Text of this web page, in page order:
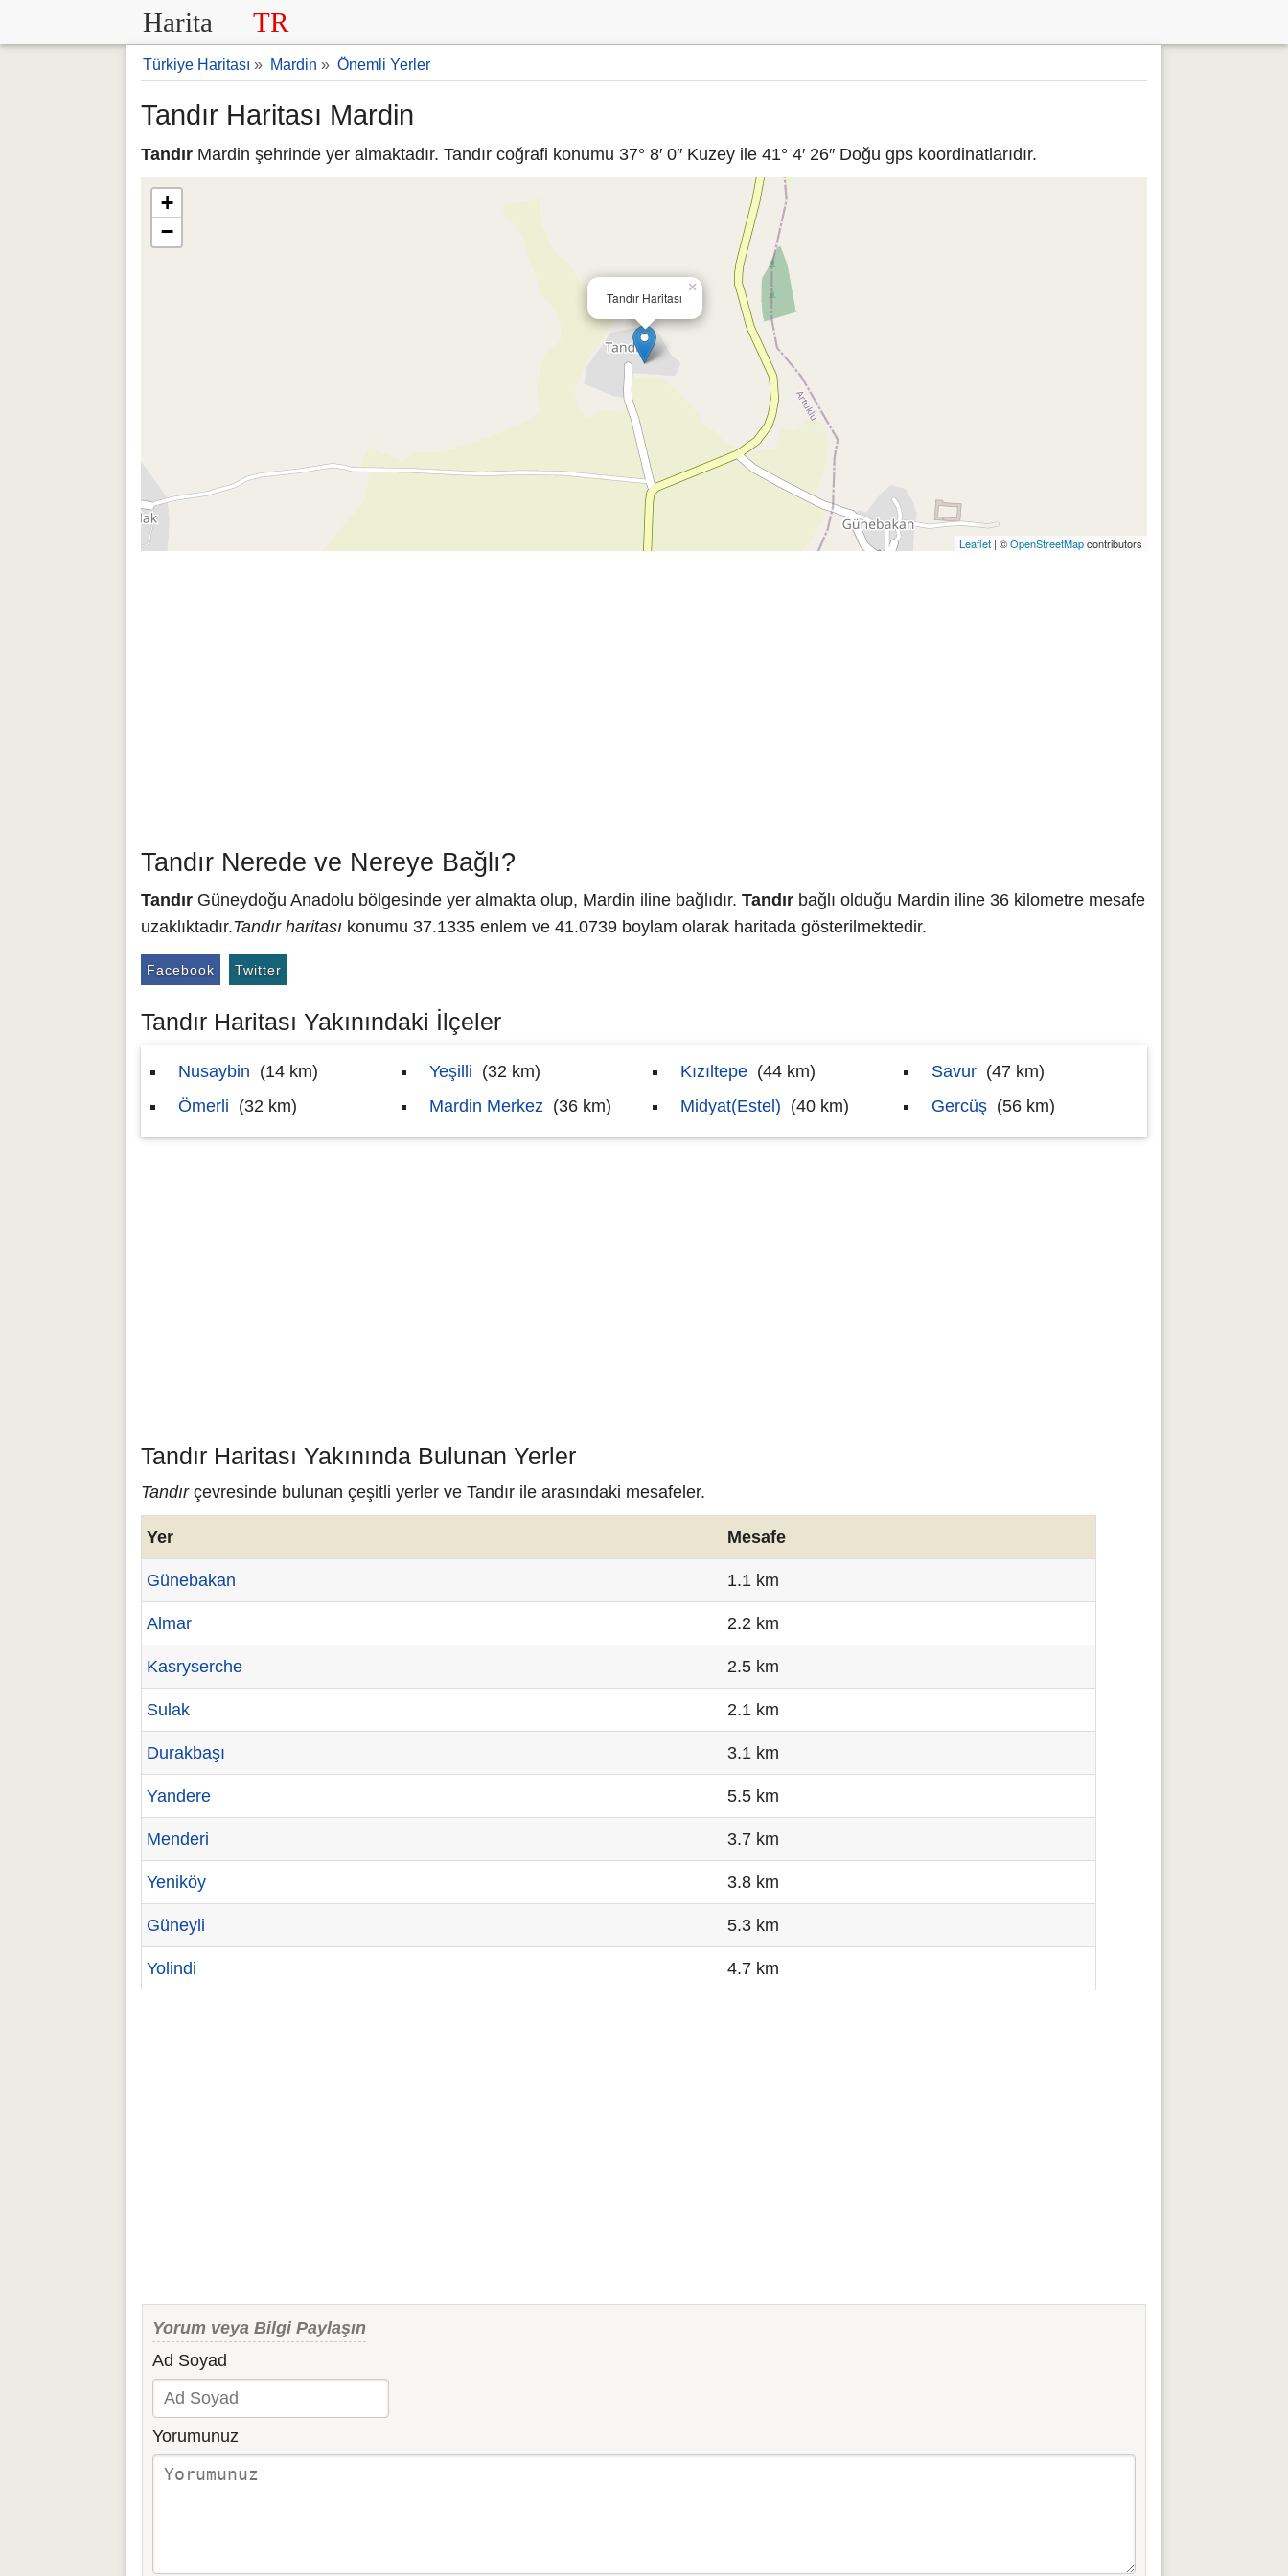
Harita TR
Türkiye Haritası » Mardin » Önemli Yerler
Tandır Haritası Mardin
Tandır Mardin şehrinde yer almaktadır. Tandır coğrafi konumu 37° 8′ 0″ Kuzey ile 41° 4′ 26″ Doğu gps koordinatlarıdır.
Tandır Haritası
×
+
−
Leaflet | ©OpenStreetMapcontributors
Tandır Nerede ve Nereye Bağlı?
Tandır Güneydoğu Anadolu bölgesinde yer almakta olup, Mardin iline bağlıdır. Tandır bağlı olduğu Mardin iline 36 kilometre mesafe
uzaklıktadır.Tandır haritası konumu 37.1335 enlem ve 41.0739 boylam olarak haritada gösterilmektedir.
Facebook Twitter
Tandır Haritası Yakınındaki İlçeler
Nusaybin (14 km)
Ömerli (32 km)
Yeşilli (32 km)
Mardin Merkez (36 km)
Kızıltepe (44 km)
Midyat(Estel) (40 km)
Savur (47 km)
Gercüş (56 km)
Tandır Haritası Yakınında Bulunan Yerler
Tandırçevresinde bulunan çeşitli yerler ve Tandır ile arasındaki mesafeler.
Yer Mesafe
Günebakan 1.1 km
Almar 2.2 km
Kasryserche 2.5 km
Sulak 2.1 km
Durakbaşı 3.1 km
Yandere 5.5 km
Menderi 3.7 km
Yeniköy 3.8 km
Güneyli 5.3 km
Yolindi 4.7 km
Yorum veya Bilgi Paylaşın
Ad Soyad
Yorumunuz